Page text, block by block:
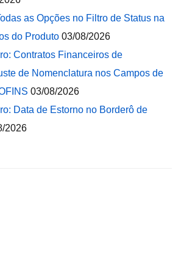
as Opções no Filtro de Status na
do Produto 03/08/2026
Contratos Financeiros de
de Nomenclatura nos Campos de
03/08/2026
Data de Estorno no Borderô de
2026